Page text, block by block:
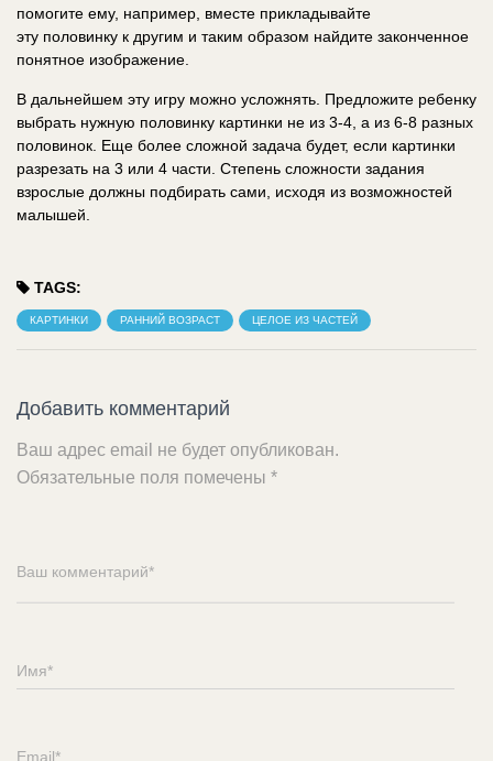
помогите ему, например, вместе прикладывайте
эту половинку к другим и таким образом найдите законченное
понятное изображение.
В дальнейшем эту игру можно усложнять. Предложите ребенку
выбрать нужную половинку картинки не из 3-4, а из 6-8 разных
половинок. Еще более сложной задача будет, если картинки
разрезать на 3 или 4 части. Степень сложности задания
взрослые должны подбирать сами, исходя из возможностей
малышей.
TAGS:
КАРТИНКИ РАННИЙ ВОЗРАСТ ЦЕЛОЕ ИЗ ЧАСТЕЙ
Добавить комментарий
Ваш адрес email не будет опубликован.
Обязательные поля помечены *